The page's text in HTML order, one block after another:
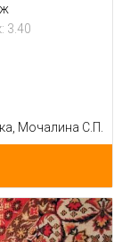
3.40
Мочалина С.П.